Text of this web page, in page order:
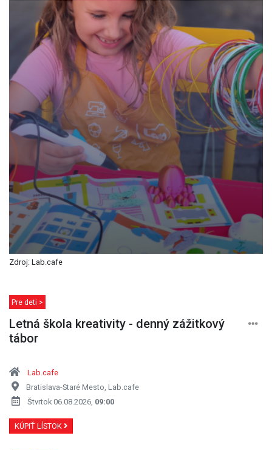
Zdroj: Lab.cafe
Pre deti >
Letná škola kreativity - denný zážitkový
tábor
Lab.cafe
Bratislava-Staré Mesto, Lab.cafe
Štvrtok 06.08.2026, 09:00
KÚPIŤ LÍSTOK